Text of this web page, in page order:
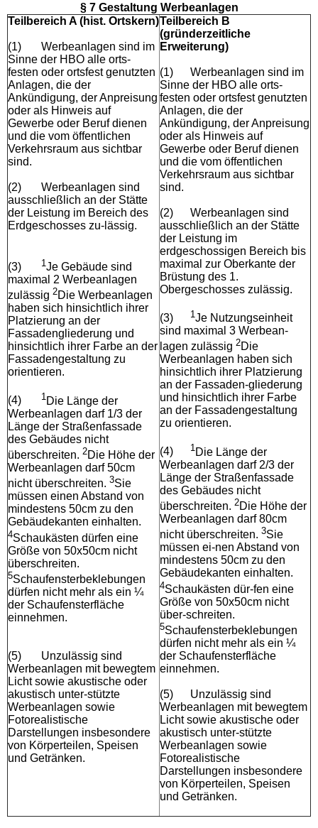
§ 7 Gestaltung Werbeanlagen
Teilbereich A (hist. Ortskern)
(1)
Werbeanlagen sind im
Sinne der HBO alle orts-
festen oder ortsfest genutzten
Anlagen, die der
Ankündigung, der Anpreisung
oder als Hinweis auf
Gewerbe oder Beruf dienen
und die vom öffentlichen
Verkehrsraum aus sichtbar
sind.
(2)
Werbeanlagen sind
ausschließlich an der Stätte
der Leistung im Bereich des
Erdgeschosses zu-lässig.
(3) 1 Je Gebäude sind
maximal 2 Werbeanlagen
zulässig 2Die Werbeanlagen
haben sich hinsichtlich ihrer
Platzierung an der
Fassadengliederung und
hinsichtlich ihrer Farbe an der
Fassadengestaltung zu
orientieren.
(4) 1Die Länge der
Werbeanlagen darf 1/3 der
Länge der Straßenfassade
des Gebäudes nicht
überschreiten. 2Die Höhe der
Werbeanlagen darf 50cm
nicht überschreiten. 3Sie
müssen einen Abstand von
mindestens 50cm zu den
Gebäudekanten einhalten.
4Schaukästen dürfen eine
Größe von 50x50cm nicht
überschreiten.
5Schaufensterbeklebungen
dürfen nicht mehr als ein ¼
der Schaufensterfläche
einnehmen.
(5)
Unzulässig sind
Werbeanlagen mit bewegtem
Licht sowie akustische oder
akustisch unter-stützte
Werbeanlagen sowie
Fotorealistische
Darstellungen insbesondere
von Körperteilen, Speisen
und Getränken.
Teilbereich B
(gründerzeitliche
Erweiterung)
(1)
Werbeanlagen sind im
Sinne der HBO alle orts-
festen oder ortsfest genutzten
Anlagen, die der
Ankündigung, der Anpreisung
oder als Hinweis auf
Gewerbe oder Beruf dienen
und die vom öffentlichen
Verkehrsraum aus sichtbar
sind.
(2)
Werbeanlagen sind
ausschließlich an der Stätte
der Leistung im
erdgeschossigen Bereich bis
maximal zur Oberkante der
Brüstung des 1.
Obergeschosses zulässig.
(3) 1 Je Nutzungseinheit
sind maximal 3 Werbean-
lagen zulässig 2Die
Werbeanlagen haben sich
hinsichtlich ihrer Platzierung
an der Fassaden-gliederung
und hinsichtlich ihrer Farbe
an der Fassadengestaltung
zu orientieren.
(4) 1Die Länge der
Werbeanlagen darf 2/3 der
Länge der Straßenfassade
des Gebäudes nicht
überschreiten. 2Die Höhe der
Werbeanlagen darf 80cm
nicht überschreiten. 3Sie
müssen ei-nen Abstand von
mindestens 50cm zu den
Gebäudekanten einhalten.
4Schaukästen dür-fen eine
Größe von 50x50cm nicht
über-schreiten.
5Schaufensterbeklebungen
dürfen nicht mehr als ein ¼
der Schaufensterfläche
einnehmen.
(5)
Unzulässig sind
Werbeanlagen mit bewegtem
Licht sowie akustische oder
akustisch unter-stützte
Werbeanlagen sowie
Fotorealistische
Darstellungen insbesondere
von Körperteilen, Speisen
und Getränken.